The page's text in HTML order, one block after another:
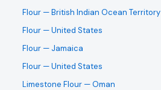
Flour — British Indian Ocean Territory
Flour — United States
Flour — Jamaica
Flour — United States
Limestone Flour — Oman